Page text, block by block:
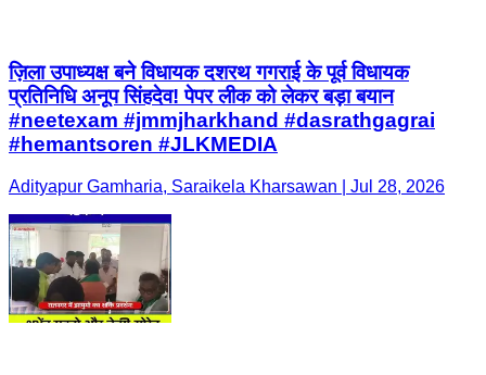
ज़िला उपाध्यक्ष बने विधायक दशरथ गगराई के पूर्व विधायक
प्रतिनिधि अनूप सिंहदेव! पेपर लीक को लेकर बड़ा बयान
#neetexam #jmmjharkhand #dasrathgagrai
#hemantsoren #JLKMEDIA
Adityapur Gamharia, Saraikela Kharsawan | Jul 28, 2026